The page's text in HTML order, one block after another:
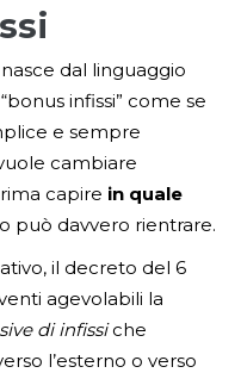
dal linguaggio
infissi” come se
e sempre
cambiare
capire in quale
può davvero rientrare.
il decreto del 6
agevolabili la
di infissiche
l’esterno o verso